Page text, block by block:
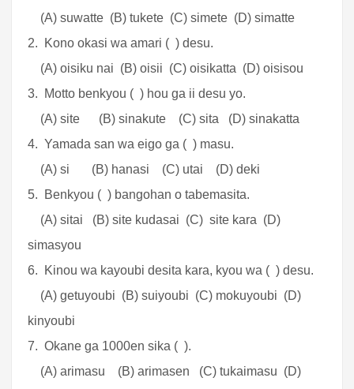
(A) suwatte (B) tukete (C) simete (D) simatte
2. Kono okasi wa amari ( ) desu.
(A) oisiku nai (B) oisii (C) oisikatta (D) oisisou
3. Motto benkyou ( ) hou ga ii desu yo.
(A) site (B) sinakute (C) sita (D) sinakatta
4. Yamada san wa eigo ga ( ) masu.
(A) si (B) hanasi (C) utai (D) deki
5. Benkyou ( ) bangohan o tabemasita.
(A) sitai (B) site kudasai (C) site kara (D)
simasyou
6. Kinou wa kayoubi desita kara, kyou wa ( ) desu.
(A) getuyoubi (B) suiyoubi (C) mokuyoubi (D)
kinyoubi
7. Okane ga 1000en sika ( ).
(A) arimasu (B) arimasen (C) tukaimasu (D)